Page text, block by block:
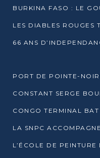
PORT DE POINTE-NOIRE : LE MÔLE EST